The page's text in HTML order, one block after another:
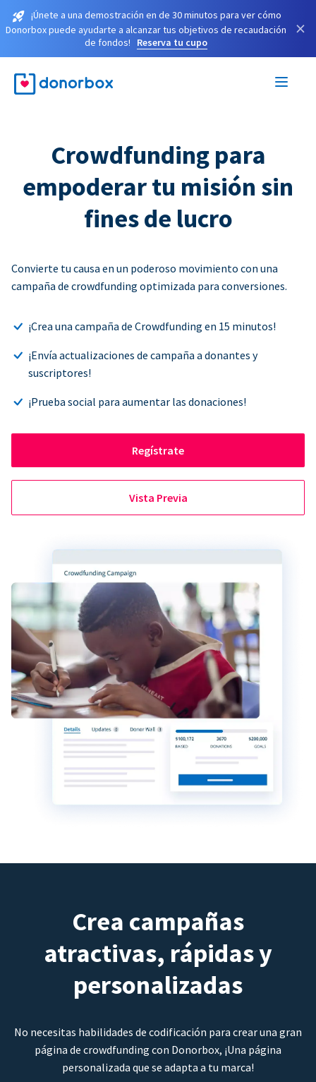
¡Únete a una demostración en de 30 minutos para ver cómo
Donorbox puede ayudarte a alcanzar tus objetivos de recaudación
de fondos!
Reserva tu cupo
×
Crowdfunding para
empoderar tu misión sin
fines de lucro
Convierte tu causa en un poderoso movimiento con una
campaña de crowdfunding optimizada para conversiones.
¡Crea una campaña de Crowdfunding en 15 minutos!
¡Envía actualizaciones de campaña a donantes y
suscriptores!
¡Prueba social para aumentar las donaciones!
Regístrate
Vista Previa
Crea campañas
atractivas, rápidas y
personalizadas
No necesitas habilidades de codificación para crear una gran
página de crowdfunding con Donorbox, ¡Una página
personalizada que se adapta a tu marca!